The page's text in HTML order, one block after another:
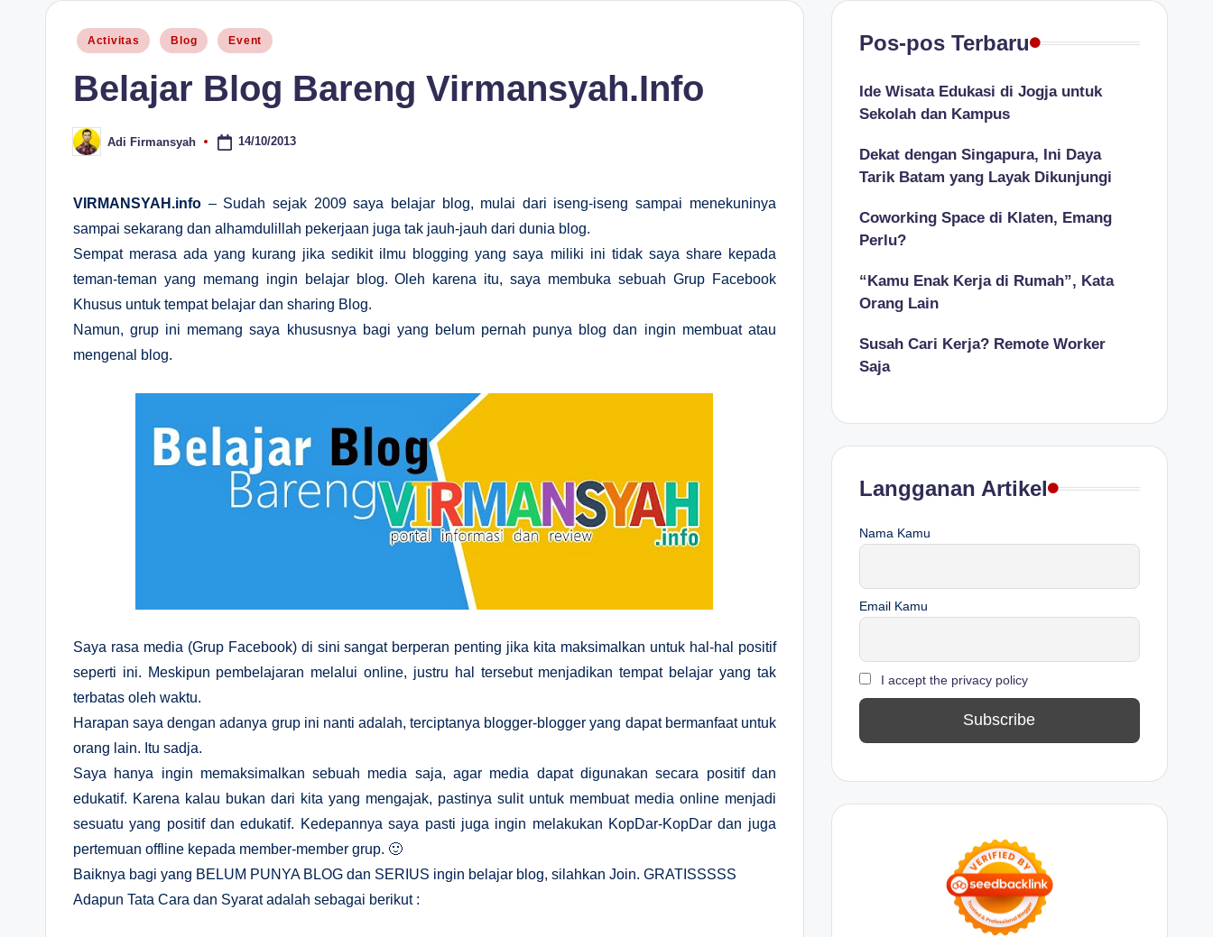
Posted
Activitas Blog Event
Belajar Blog Bareng Virmansyah.Info
Posted
by
Adi Firmansyah 14/10/2013
VIRMANSYAH.info – Sudah sejak 2009 saya belajar blog, mulai dari iseng-iseng sampai menekuninya
sampai sekarang dan alhamdulillah pekerjaan juga tak jauh-jauh dari dunia blog.
Sempat merasa ada yang kurang jika sedikit ilmu blogging yang saya miliki ini tidak saya share kepada
teman-teman yang memang ingin belajar blog. Oleh karena itu, saya membuka sebuah Grup Facebook
Khusus untuk tempat belajar dan sharing Blog.
Namun, grup ini memang saya khususnya bagi yang belum pernah punya blog dan ingin membuat atau
mengenal blog.
Saya rasa media (Grup Facebook) di sini sangat berperan penting jika kita maksimalkan untuk hal-hal positif
seperti ini. Meskipun pembelajaran melalui online, justru hal tersebut menjadikan tempat belajar yang tak
terbatas oleh waktu.
Harapan saya dengan adanya grup ini nanti adalah, terciptanya blogger-blogger yang dapat bermanfaat untuk
orang lain. Itu sadja.
Saya hanya ingin memaksimalkan sebuah media saja, agar media dapat digunakan secara positif dan
edukatif. Karena kalau bukan dari kita yang mengajak, pastinya sulit untuk membuat media online menjadi
sesuatu yang positif dan edukatif. Kedepannya saya pasti juga ingin melakukan KopDar-KopDar dan juga
pertemuan offline kepada member-member grup. 🙂
Baiknya bagi yang BELUM PUNYA BLOG dan SERIUS ingin belajar blog, silahkan Join. GRATISSSSS
Adapun Tata Cara dan Syarat adalah sebagai berikut :
Pos-pos Terbaru
Ide Wisata Edukasi di Jogja untuk
Sekolah dan Kampus
Dekat dengan Singapura, Ini Daya
Tarik Batam yang Layak Dikunjungi
Coworking Space di Klaten, Emang
Perlu?
“Kamu Enak Kerja di Rumah”, Kata
Orang Lain
Susah Cari Kerja? Remote Worker
Saja
Langganan Artikel
Nama Kamu
Email Kamu
I accept the privacy policy